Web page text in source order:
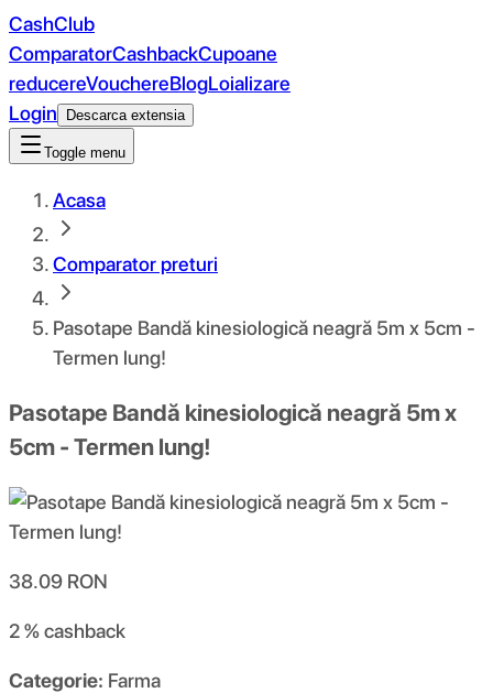
CashClub
ComparatorCashbackCupoane
reducereVouchereBlogLoializare
Login
Descarca extensia
Toggle menu
Acasa
Comparator preturi
Pasotape Bandă kinesiologică neagră 5m x 5cm -
Termen lung!
Pasotape Bandă kinesiologică neagră 5m x
5cm - Termen lung!
38.09 RON
2 %cashback
Categorie: Farma